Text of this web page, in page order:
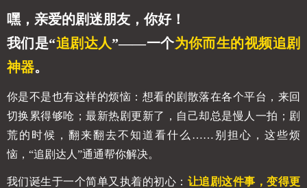
嘿，亲爱的剧迷朋友，你好！
我们是“追剧达人”——一个为你而生的视频追剧
神器。
你是不是也有这样的烦恼：想看的剧散落在各个平台，来回
切换累得够呛；最新热剧更新了，自己却总是慢人一拍；剧
荒的时候，翻来翻去不知道看什么……别担心，这些烦
恼，“追剧达人”通通帮你解决。
我们诞生于一个简单又执着的初心： 让追剧这件事，变得更